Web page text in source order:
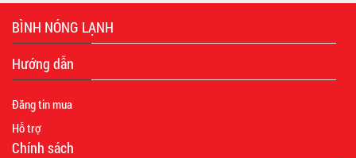
BÌNH NÓNG LẠNH
Hướng dẫn
Đăng tin mua
Hỗ trợ
Chính sách